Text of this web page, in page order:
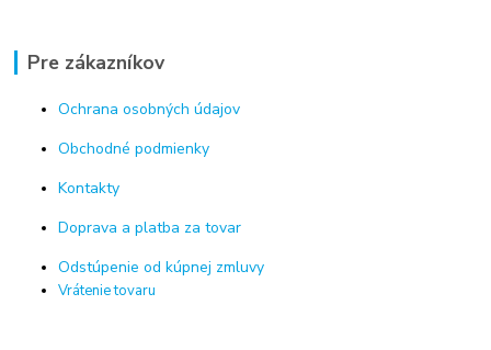
Pre zákazníkov
Ochrana osobných údajov
Obchodné podmienky
Kontakty
Doprava a platba za tovar
Odstúpenie od kúpnej zmluvy
Vrátenie tovaru